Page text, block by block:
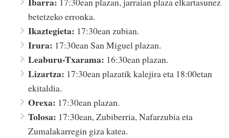
betetzeko erronka.
Ikaztegieta: 17:30ean zubian.
Irura: 17:30ean San Miguel plazan.
Leaburu-Txarama: 16:30ean plazan.
Lizartza: 17:30ean plazatik kalejira eta 18:00etan
ekitaldia.
Orexa: 17:30ean plazan.
Tolosa: 17:30ean, Zubiberria, Nafarzubia eta
Zumalakarregin giza katea.